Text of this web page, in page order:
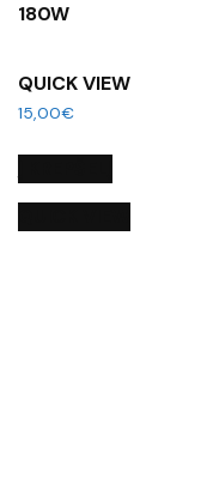
180W
QUICK VIEW
15,00€